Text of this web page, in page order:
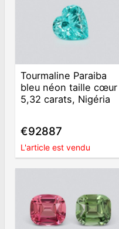
Tourmaline Paraiba
bleu néon taille cœur
5,32 carats, Nigéria
€92887
L'article est vendu